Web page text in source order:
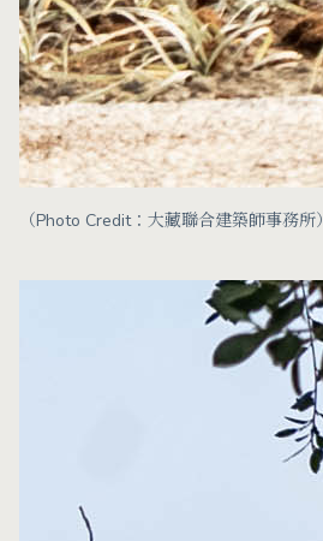
（Photo Credit：大藏聯合建築師事務所）